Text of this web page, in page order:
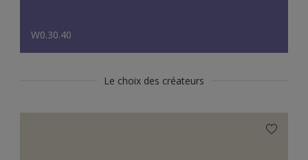
W0.30.40
Le choix des créateurs